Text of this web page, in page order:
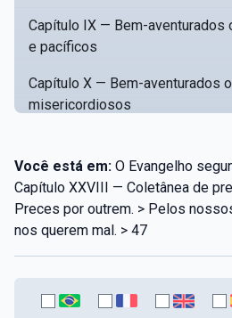
Capítulo IX — Bem-aventurados
e pacíficos
Capítulo X — Bem-aventurados
misericordiosos
Capítulo XII — Amai os vossos
Capítulo XIII — Não saiba a
que dê a vossa mão direita
Capítulo XV — Fora da caridade
Você está em: O Evangelho
Capítulo XXVIII — Coletânea de
Preces por outrem. > Pelos
nos querem mal. > 47